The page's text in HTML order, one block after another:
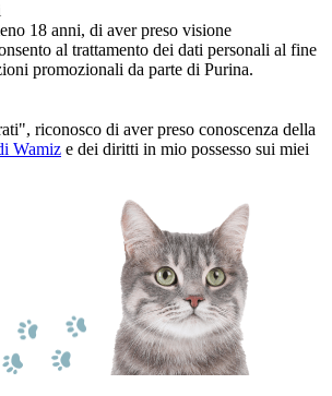
18 anni, di aver preso visione
al trattamento dei dati personali al fine
promozionali da parte di Purina.
riconosco di aver preso conoscenza della
Wamiz e dei diritti in mio possesso sui miei